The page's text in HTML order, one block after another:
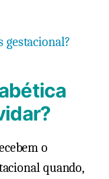
gestacional?
o
quando,